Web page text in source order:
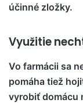
účinné zložky.
Využitie
Vo farmácii sa
pomáha tiež
vyrobiť domácu